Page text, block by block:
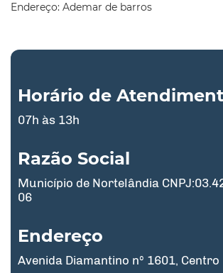
Endereço: Ademar de barros
Horário de
07h às 13h
Razão Social
Município de Nortelândia
06
Endereço
Avenida Diamantino nº 1601, Centro